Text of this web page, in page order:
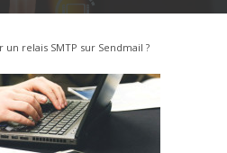
relais SMTP sur Sendmail ?